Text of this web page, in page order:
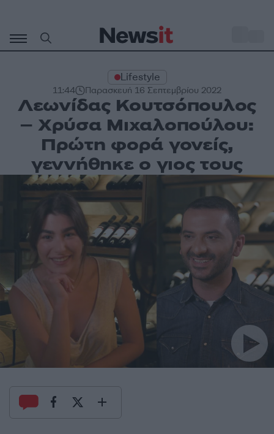
περιεχόμενο
Lifestyle
11:44 Παρασκευή 16 Σεπτεμβρίου 2022
Λεωνίδας Κουτσόπουλος
– Χρύσα Μιχαλοπούλου:
Πρώτη φορά γονείς,
γεννήθηκε ο γιος τους